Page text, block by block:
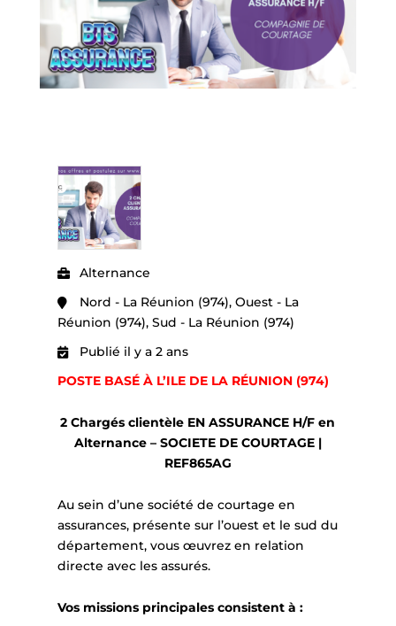
Alternance
Nord - La Réunion (974), Ouest - La
Réunion (974), Sud - La Réunion (974)
Publié il y a 2 ans
POSTE BASÉ À L’ILE DE LA RÉUNION (974)
2 Chargés clientèle EN ASSURANCE H/F en
Alternance – SOCIETE DE COURTAGE |
REF865AG
Au sein d’une société de courtage en
assurances, présente sur l’ouest et le sud du
département, vous œuvrez en relation
directe avec les assurés.
Vos missions principales consistent à :